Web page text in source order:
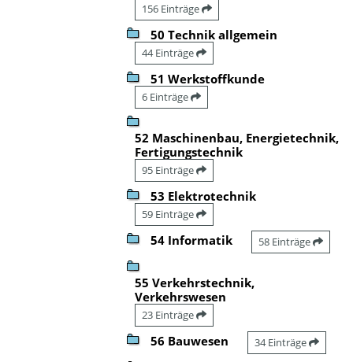
156 Einträge
50 Technik allgemein
44 Einträge
51 Werkstoffkunde
6 Einträge
52 Maschinenbau, Energietechnik,
Fertigungstechnik
95 Einträge
53 Elektrotechnik
59 Einträge
54 Informatik 58 Einträge
55 Verkehrstechnik,
Verkehrswesen
23 Einträge
56 Bauwesen 34 Einträge